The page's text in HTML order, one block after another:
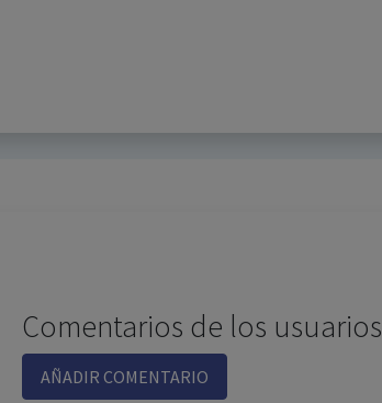
Comentarios de los usuarios
AÑADIR COMENTARIO